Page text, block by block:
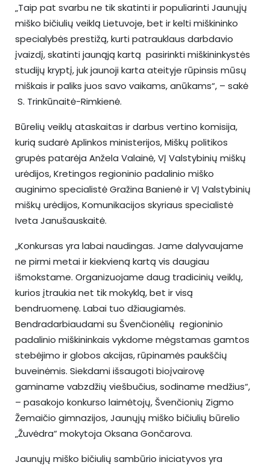
„Taip pat svarbu ne tik skatinti ir populiarinti Jaunųjų
miško bičiulių veiklą Lietuvoje, bet ir kelti miškininko
specialybės prestižą, kurti patrauklaus darbdavio
įvaizdį, skatinti jaunąją kartą pasirinkti miškininkystės
studijų kryptį, juk jaunoji karta ateityje rūpinsis mūsų
miškais ir paliks juos savo vaikams, anūkams“, – sakė
S. Trinkūnaitė-Rimkienė.
Būrelių veiklų ataskaitas ir darbus vertino komisija,
kurią sudarė Aplinkos ministerijos, Miškų politikos
grupės patarėja Anžela Valainė, VĮ Valstybinių miškų
urėdijos, Kretingos regioninio padalinio miško
auginimo specialistė Gražina Banienė ir VĮ Valstybinių
miškų urėdijos, Komunikacijos skyriaus specialistė
Iveta Janušauskaitė.
„Konkursas yra labai naudingas. Jame dalyvaujame
ne pirmi metai ir kiekvieną kartą vis daugiau
išmokstame. Organizuojame daug tradicinių veiklų,
kurios įtraukia net tik mokyklą, bet ir visą
bendruomenę. Labai tuo džiaugiamės.
Bendradarbiaudami su Švenčionėlių regioninio
padalinio miškininkais vykdome mėgstamas gamtos
stebėjimo ir globos akcijas, rūpinamės paukščių
buveinėmis. Siekdami išsaugoti bioįvairovę
gaminame vabzdžių viešbučius, sodiname medžius“,
– pasakojo konkurso laimėtojų, Švenčionių Zigmo
Žemaičio gimnazijos, Jaunųjų miško bičiulių būrelio
„Žuvėdra“ mokytoja Oksana Gončarova.
Jaunųjų miško bičiulių sambūrio iniciatyvos yra